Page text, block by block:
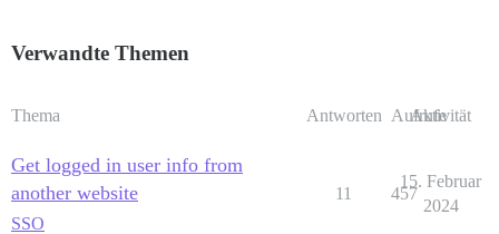
Verwandte Themen
Thema Antworten Aufrufe
Aktivität
Get logged in user info from
another website
SSO
11 457
15. Februar
2024